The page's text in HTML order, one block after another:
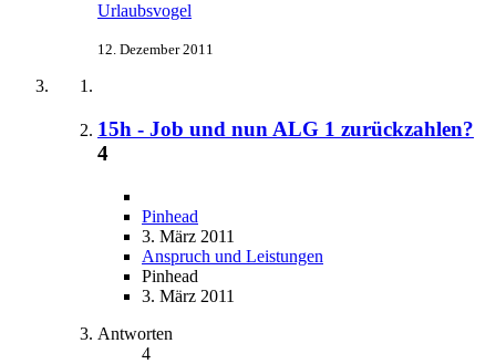
Urlaubsvogel
12. Dezember 2011
15h - Job und nun ALG 1 zurückzahlen?
4
Pinhead
3. März 2011
Anspruch und Leistungen
Pinhead
3. März 2011
Antworten
4